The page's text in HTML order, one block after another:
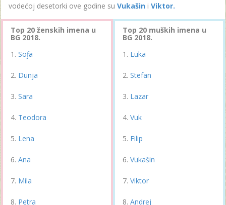
vodećoj desetorki ove godine su Vukašin i Viktor.
Top 20 ženskih imena u
BG 2018.
Sofija
Dunja
Sara
Teodora
Lena
Ana
Mila
Petra
Top 20 muških imena u
BG 2018.
Luka
Stefan
Lazar
Vuk
Filip
Vukašin
Viktor
Andrej